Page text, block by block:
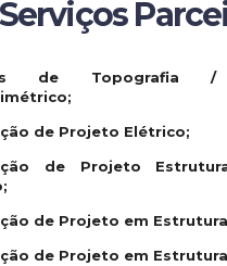
Serviços
de Topografia /
de Projeto Elétrico;
de Projeto
de Projeto em
de Projeto em